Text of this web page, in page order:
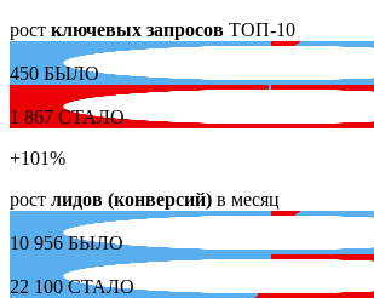
рост ключевых запросов ТОП-10
450 БЫЛО
1 867 СТАЛО
+101%
рост лидов (конверсий) в месяц
10 956БЫЛО
22 100СТАЛО